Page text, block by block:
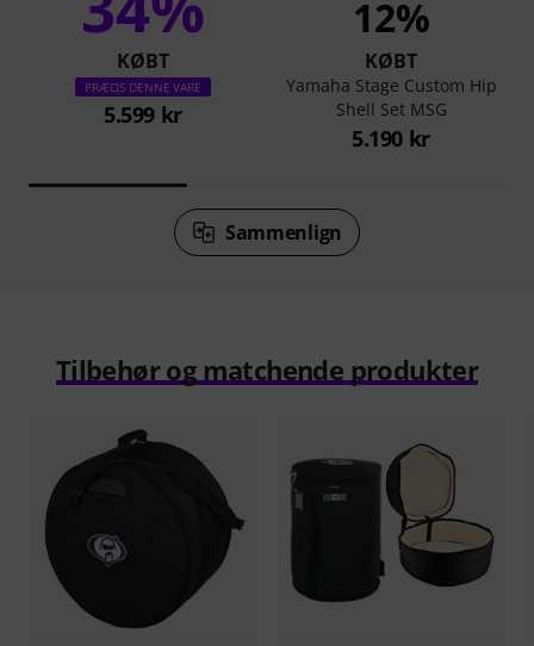
KØBT
PRÆCIS DENNE VARE
5.599 kr
12%
KØBT
Yamaha Stage Custom Hip
Shell Set MSG
5.190 kr
Sammenlign
Tilbehør og matchende produkter